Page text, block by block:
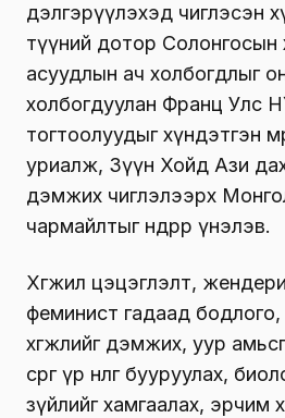
дэлгэрүүлэхэд чиглэсэн
түүний дотор Солонгосын
асуудлын ач холбогдлыг
холбогдуулан Франц Улс
тогтоолуудыг хүндэтгэн
уриалж, Зүүн Хойд Ази
дэмжих чиглэлээрх
чармайлтыг өндрөөр үнэлэв.
Хөгжил цэцэглэлт,
феминист гадаад бодлого,
хөгжлийг дэмжих, уур
сөрөг үр нөлөөг бууруулах,
зүйлийг хамгаалах, эрчим